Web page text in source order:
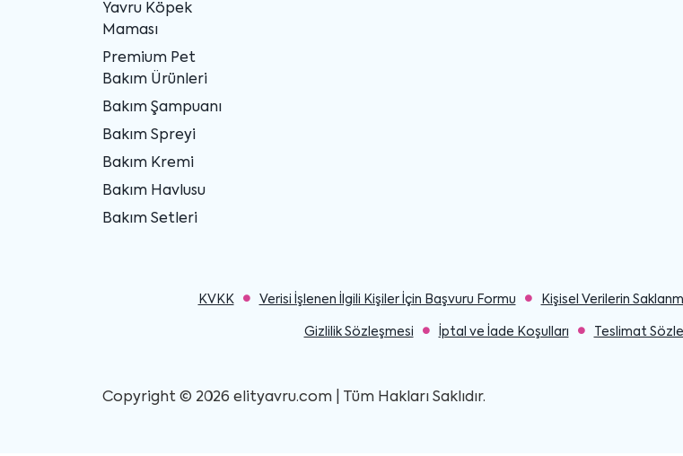
Yavru Köpek
Maması
Premium Pet
Bakım Ürünleri
Bakım Şampuanı
Bakım Spreyi
Bakım Kremi
Bakım Havlusu
Bakım Setleri
KVKK Verisi İşlenen İlgili Kişiler İçin Başvuru Formu Kişisel Verilerin
Gizlilik Sözleşmesi İptal ve İade Koşulları Teslimat
Copyright © 2026 elityavru.com | Tüm Hakları Saklıdır.